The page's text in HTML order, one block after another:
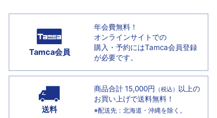
Tamca会員
年会費無料！
オンラインサイトでの
購入・予約にはTamca会員登録
が必要です。
送料
商品合計 15,000円 （税込） 以上の
お買い上げで送料無料！
※配送先：北海道・沖縄を除く。